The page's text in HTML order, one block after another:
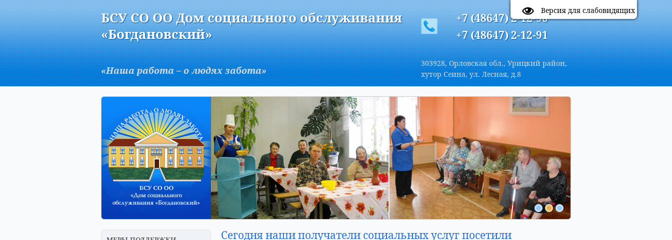
Цветовая схема: A A A
A
Версия для слабовидящих
БСУ СО ОО Дом социального обслуживания
«Богдановский»
«Наша работа – о людях забота»
+7 (48647) 2-12-90
+7 (48647) 2-12-91
303928, Орловская обл., Урицкий район,
хутор Сеина, ул. Лесная, д.8
Сегодня наши получатели социальных услуг посетили